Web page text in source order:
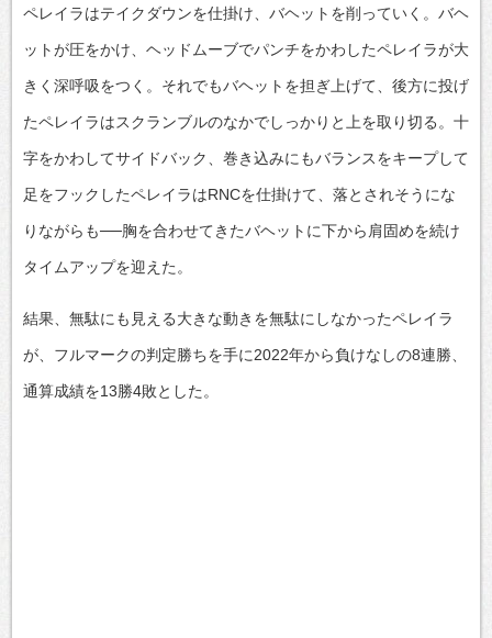
ペレイラはテイクダウンを仕掛け、バヘットを削っていく。バヘ
ットが圧をかけ、ヘッドムーブでパンチをかわしたペレイラが大
きく深呼吸をつく。それでもバヘットを担ぎ上げて、後方に投げ
たペレイラはスクランブルのなかでしっかりと上を取り切る。十
字をかわしてサイドバック、巻き込みにもバランスをキープして
足をフックしたペレイラはRNCを仕掛けて、落とされそうにな
りながらも──胸を合わせてきたバヘットに下から肩固めを続け
タイムアップを迎えた。
結果、無駄にも見える大きな動きを無駄にしなかったペレイラ
が、フルマークの判定勝ちを手に2022年から負けなしの8連勝、
通算成績を13勝4敗とした。